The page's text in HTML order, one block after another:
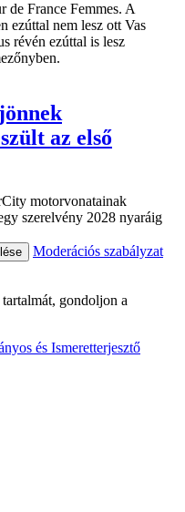
de France Femmes. A
ezúttal nem lesz ott Vas
révén ezúttal is lesz
az első
motorvonatainak
szerelvény 2028 nyaráig
Moderációs szabályzat
gondoljon a
és Ismeretterjesztő